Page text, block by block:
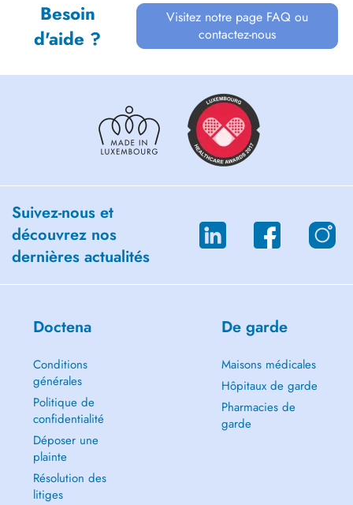
Besoin
d'aide ?
Visitez notre page FAQ ou
contactez-nous
Suivez-nous et
découvrez nos
dernières actualités
Doctena
Conditions
générales
Politique de
confidentialité
Déposer une
plainte
Résolution des
litiges
De garde
Maisons médicales
Hôpitaux de garde
Pharmacies de
garde